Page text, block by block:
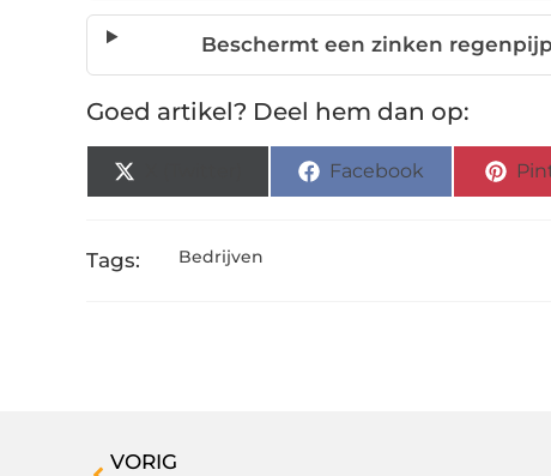
Beschermt een zinken
Goed artikel? Deel hem dan op:
Facebook
Tags: Bedrijven
VORIG